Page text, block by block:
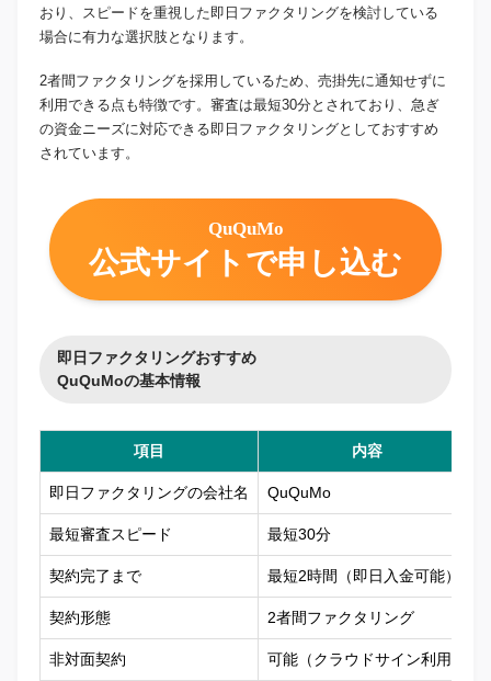
おり、スピードを重視した即日ファクタリングを検討している
場合に有力な選択肢となります。
2者間ファクタリングを採用しているため、売掛先に通知せずに
利用できる点も特徴です。審査は最短30分とされており、急ぎ
の資金ニーズに対応できる即日ファクタリングとしておすすめ
されています。
QuQuMo
公式サイトで申し込む
即日ファクタリングおすすめ
QuQuMoの基本情報
項目 内容
即日ファクタリングの会社名 QuQuMo
最短審査スピード 最短30分
契約完了まで 最短2時間（即日入金可能）
契約形態 2者間ファクタリング
非対面契約 可能（クラウドサイン利用）